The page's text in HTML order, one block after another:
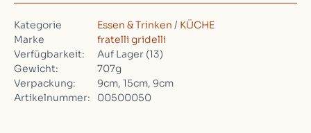
Kategorie Essen & Trinken / KÜCHE
Marke
fratelli gridelli
Verfügbarkeit:
Auf Lager (13)
Gewicht:
707g
Verpackung:
9cm, 15cm, 9cm
Artikelnummer:
00500050